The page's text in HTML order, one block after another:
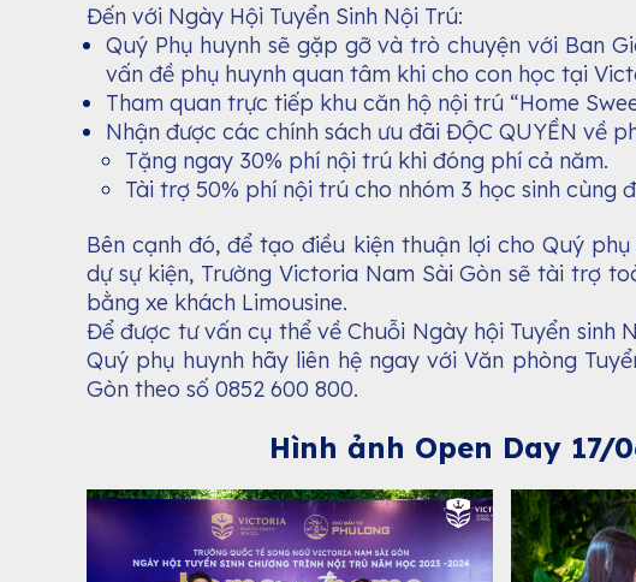
Đến với Ngày Hội Tuyển Sinh Nội Trú:
Quý Phụ huynh sẽ gặp gỡ và trò chuyện với Ban
vấn đề phụ huynh quan tâm khi cho con học tại
Tham quan trực tiếp khu căn hộ nội trú “Home
Nhận được các chính sách ưu đãi ĐỘC QUYỀN về
Tặng ngay 30% phí nội trú khi đóng phí cả năm.
Tài trợ 50% phí nội trú cho nhóm 3 học sinh cùng
Bên cạnh đó, để tạo điều kiện thuận lợi cho Quý
dự sự kiện, Trường Victoria Nam Sài Gòn sẽ tài trợ
bằng xe khách Limousine.
Để được tư vấn cụ thể về Chuỗi Ngày hội Tuyển sinh
Quý phụ huynh hãy liên hệ ngay với Văn phòng
Gòn theo số 0852 600 800.
Hình ảnh Open Day 17/